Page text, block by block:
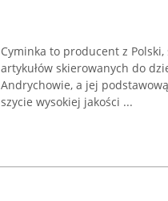
Cyminka to producent z
artykułów skierowanych do
Andrychowie, a jej
szycie wysokiej jakości ...